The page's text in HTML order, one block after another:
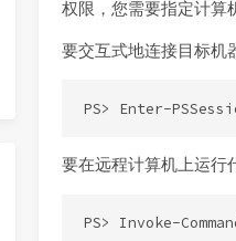
权限，您需要指定计算
要交互式地连接目标机
要在远程计算机上运行